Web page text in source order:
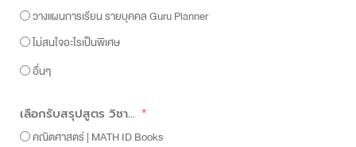
วางแผนการเรียน รายบุคคล Guru Planner
ไม่สนใจอะไรเป็นพิเศษ
อื่นๆ
เลือกรับสรุปสูตร วิชา...
คณิตศาสตร์ | MATH ID Books